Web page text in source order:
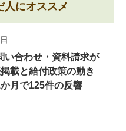
人にオススメ
い合わせ・資料請求が
載と給付政策の動き
月で125件の反響